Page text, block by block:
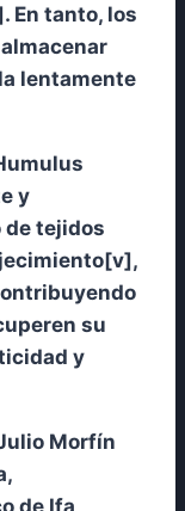
En tanto, los
lentamente
y
tejidos
su
y
Morfín